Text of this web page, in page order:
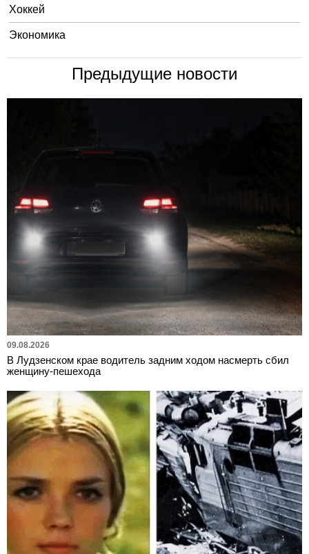
Хоккей
Экономика
Предыдущие новости
09.08.2026
В Лудзенском крае водитель задним ходом насмерть сбил
женщину-пешехода